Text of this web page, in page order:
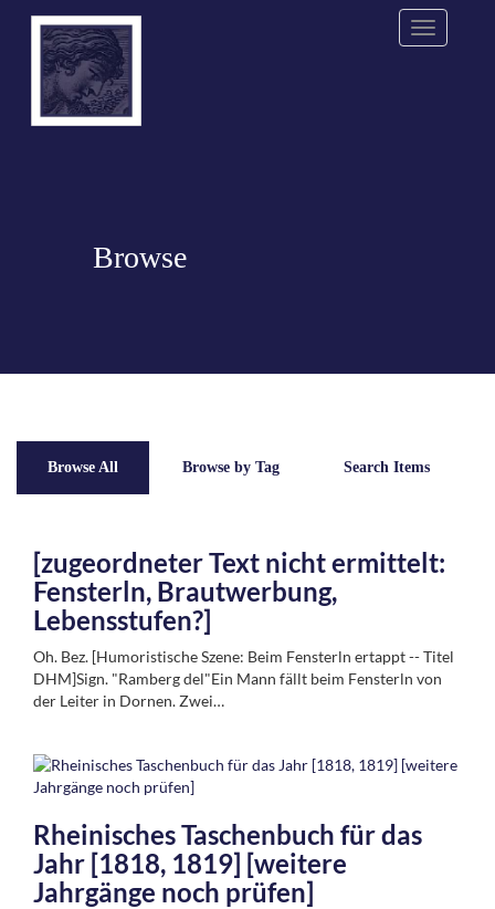
Menu
Browse
Browse All Browse by Tag Search Items
[zugeordneter Text nicht ermittelt:
Fensterln, Brautwerbung,
Lebensstufen?]
Oh. Bez. [Humoristische Szene: Beim Fensterln ertappt -- Titel
DHM]Sign. "Ramberg del"Ein Mann fällt beim Fensterln von
der Leiter in Dornen. Zwei…
Rheinisches Taschenbuch für das
Jahr [1818, 1819] [weitere
Jahrgänge noch prüfen]